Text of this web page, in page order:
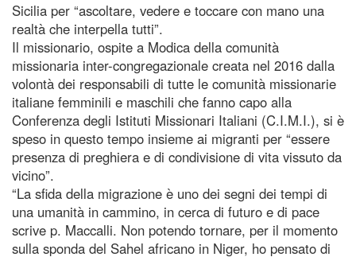
Sicilia per “ascoltare, vedere e toccare con mano una
realtà che interpella tutti”.
Il missionario, ospite a Modica della comunità
missionaria inter-congregazionale creata nel 2016 dalla
volontà dei responsabili di tutte le comunità missionarie
italiane femminili e maschili che fanno capo alla
Conferenza degli Istituti Missionari Italiani (C.I.M.I.), si è
speso in questo tempo insieme ai migranti per “essere
presenza di preghiera e di condivisione di vita vissuto da
vicino”.
“La sfida della migrazione è uno dei segni dei tempi di
una umanità in cammino, in cerca di futuro e di pace
scrive p. Maccalli. Non potendo tornare, per il momento
sulla sponda del Sahel africano in Niger, ho pensato di